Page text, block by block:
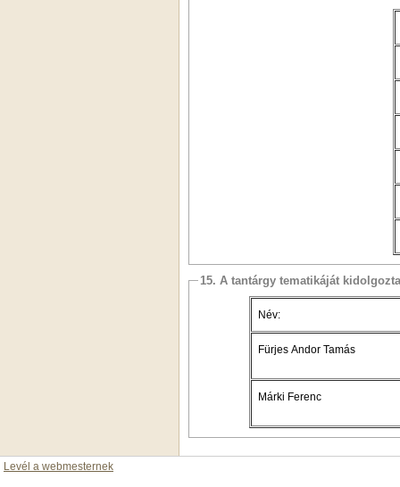
15. A tantárgy tematikáját kidolgozta
Név:
Fürjes Andor Tamás
Márki Ferenc
Levél a webmesternek